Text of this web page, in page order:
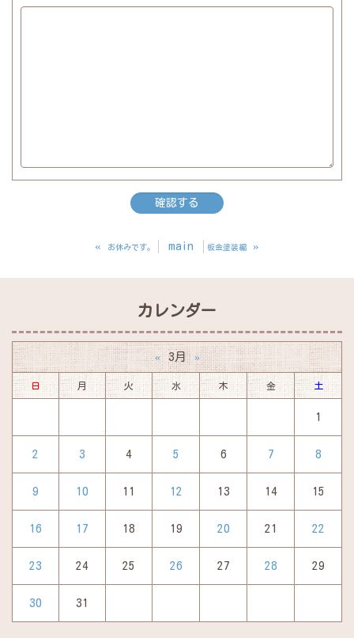
« お休みです。 main 板金塗装編 »
カレンダー
« 3月 »
日 月 火 水 木 金 土
1
2 3 4 5 6 7 8
9 10 11 12 13 14 15
16 17 18 19 20 21 22
23 24 25 26 27 28 29
30 31